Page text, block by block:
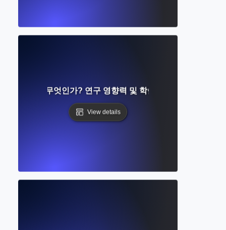
Count란 무엇인가? 연구 영향력 및 학술적 인식 이해하기
View details